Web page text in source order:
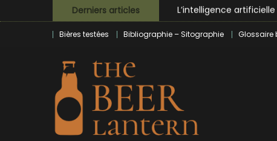
to
Derniers articles
L’intelligence
BrewDog racheté par
Bières et célébrités
Bières testées Bibliographie – Sitographie Glossaire